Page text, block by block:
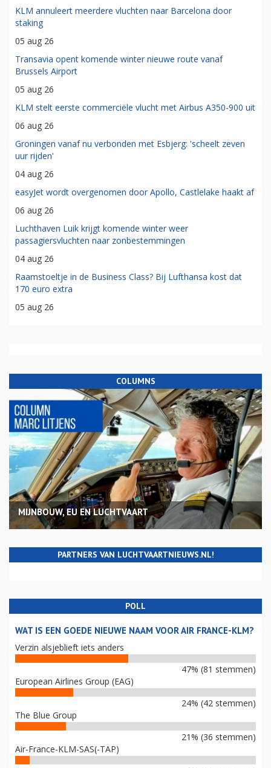
KLM annuleert meerdere vluchten naar Barcelona door
staking
05 aug 26
Transavia opent komende winter nieuwe route vanaf
Brussels Airport
05 aug 26
KLM stelt eerste commerciële vlucht met Airbus A350-900 uit
06 aug 26
Groningen vanaf nu verbonden met Esbjerg: 'scheelt zeven
uur rijden'
04 aug 26
easyJet wordt overgenomen door Apollo, Castlelake haakt af
06 aug 26
Luchthaven Luik krijgt komende winter weer
passagiersvluchten naar zonbestemmingen
04 aug 26
Raamstoeltje in de Business Class? Bij Lufthansa kost dat
170 euro extra
05 aug 26
COLUMNS
MIJNBOUW, EU EN LUCHTVAART
PARTNERS VAN LUCHTVAARTNIEUWS.NL!
POLL
WAT IS EEN GOEDE NIEUWE NAAM VOOR AIR FRANCE-KLM?
Verzin alsjeblieft iets anders
47% (81 stemmen)
European Airlines Group (EAG)
24% (42 stemmen)
The Blue Group
21% (36 stemmen)
Air-France-KLM-SAS(-TAP)